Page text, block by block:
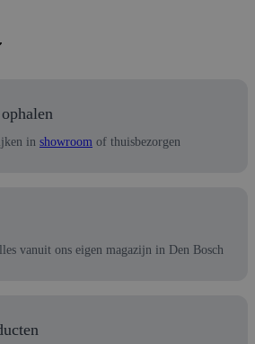
in showroom of thuisbezorgen
vanuit ons eigen magazijn in Den Bosch